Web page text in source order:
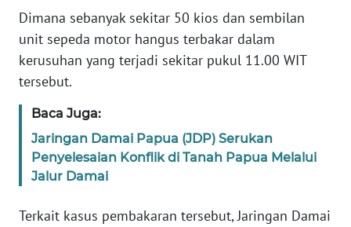
Dimana sebanyak sekitar 50 kios dan sembilan
unit sepeda motor hangus terbakar dalam
kerusuhan yang terjadi sekitar pukul 11.00 WIT
tersebut.
Baca Juga:
Jaringan Damai Papua (JDP) Serukan
Penyelesaian Konflik di Tanah Papua Melalui
Jalur Damai
Terkait kasus pembakaran tersebut, Jaringan Damai
REDAKSI
KARIR
DISCLAIMER
Wahana
Regional